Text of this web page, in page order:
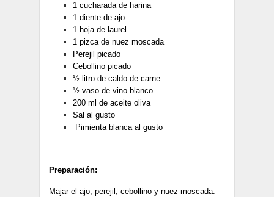
1 cucharada de harina
1 diente de ajo
1 hoja de laurel
1 pizca de nuez moscada
Perejil picado
Cebollino picado
½ litro de caldo de carne
½ vaso de vino blanco
200 ml de aceite oliva
Sal al gusto
Pimienta blanca al gusto
Preparación:
Majar el ajo, perejil, cebollino y nuez moscada.